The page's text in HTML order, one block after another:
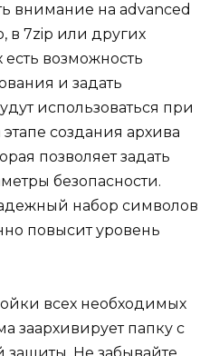
внимание на advanced
в 7zip или других
есть возможность
и задать
использоваться при
создания архива
позволяет задать
безопасности.
набор символов
повысит уровень
всех необходимых
заархивирует папку с